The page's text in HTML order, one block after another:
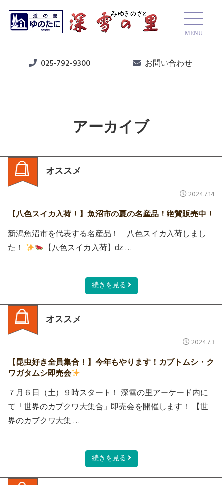
MENU
025-792-9300 お問い合わせ
アーカイブ
オススメ
2024.7.14
【八色スイカ入荷！】魚沼市の夏の名産品！絶賛販売中！
新潟魚沼市を代表する名産品！ 八色スイカ入荷しまし
た！
【八色スイカ入荷】ǳ …
続きを見る
オススメ
2024.7.3
【昆虫好き全員集合！】今年もやります！カブトムシ・ク
ワガタムシ即売会
７月６日（土）９時スタート！ 深雪の里アーケード内に
て「世界のカブクワ大集合」即売会を開催します！ 【世
界のカブクワ大集 …
続きを見る